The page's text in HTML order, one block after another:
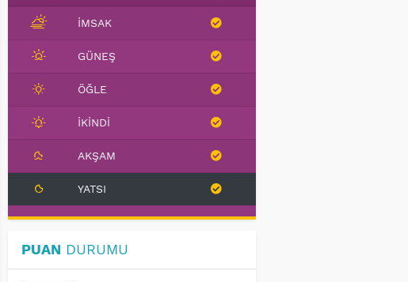
İMSAK
GÜNEŞ
ÖĞLE
İKINDI
AKŞAM
YATSI
PUAN DURUMU